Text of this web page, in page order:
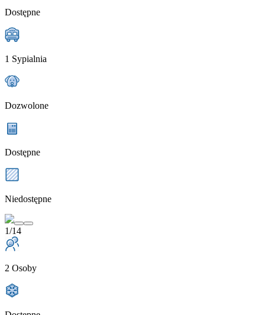
Dostępne
1 Sypialnia
Dozwolone
Dostępne
Niedostępne
1/14
2 Osoby